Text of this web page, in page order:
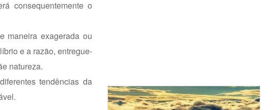
consequentemente o
maneira exagerada ou
e a razão, entregue-
natureza.
tendências da